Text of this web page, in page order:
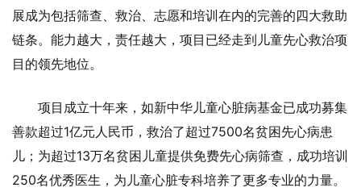
展成为包括筛查、救治、志愿和培训在内的完善的四大救助
链条。能力越大，责任越大，项目已经走到儿童先心救治项
目的领先地位。
项目成立十年来，如新中华儿童心脏病基金已成功募集
善款超过1亿元人民币，救治了超过7500名贫困先心病患
儿；为超过13万名贫困儿童提供免费先心病筛查，成功培训
250名优秀医生，为儿童心脏专科培养了更多专业的力量。